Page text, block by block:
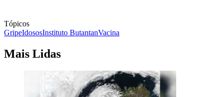
Tópicos
GripeIdososInstituto ButantanVacina
Mais Lidas